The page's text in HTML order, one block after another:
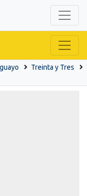
Treinta y Tres